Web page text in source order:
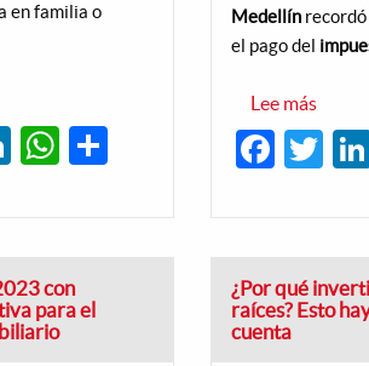
en familia o
LinkedIn
WhatsApp
Share
Medellín
el pago del
Lee más
acaba
el
el
de
hay
con
para el
¿Por qué
raíces? Esto
cuenta